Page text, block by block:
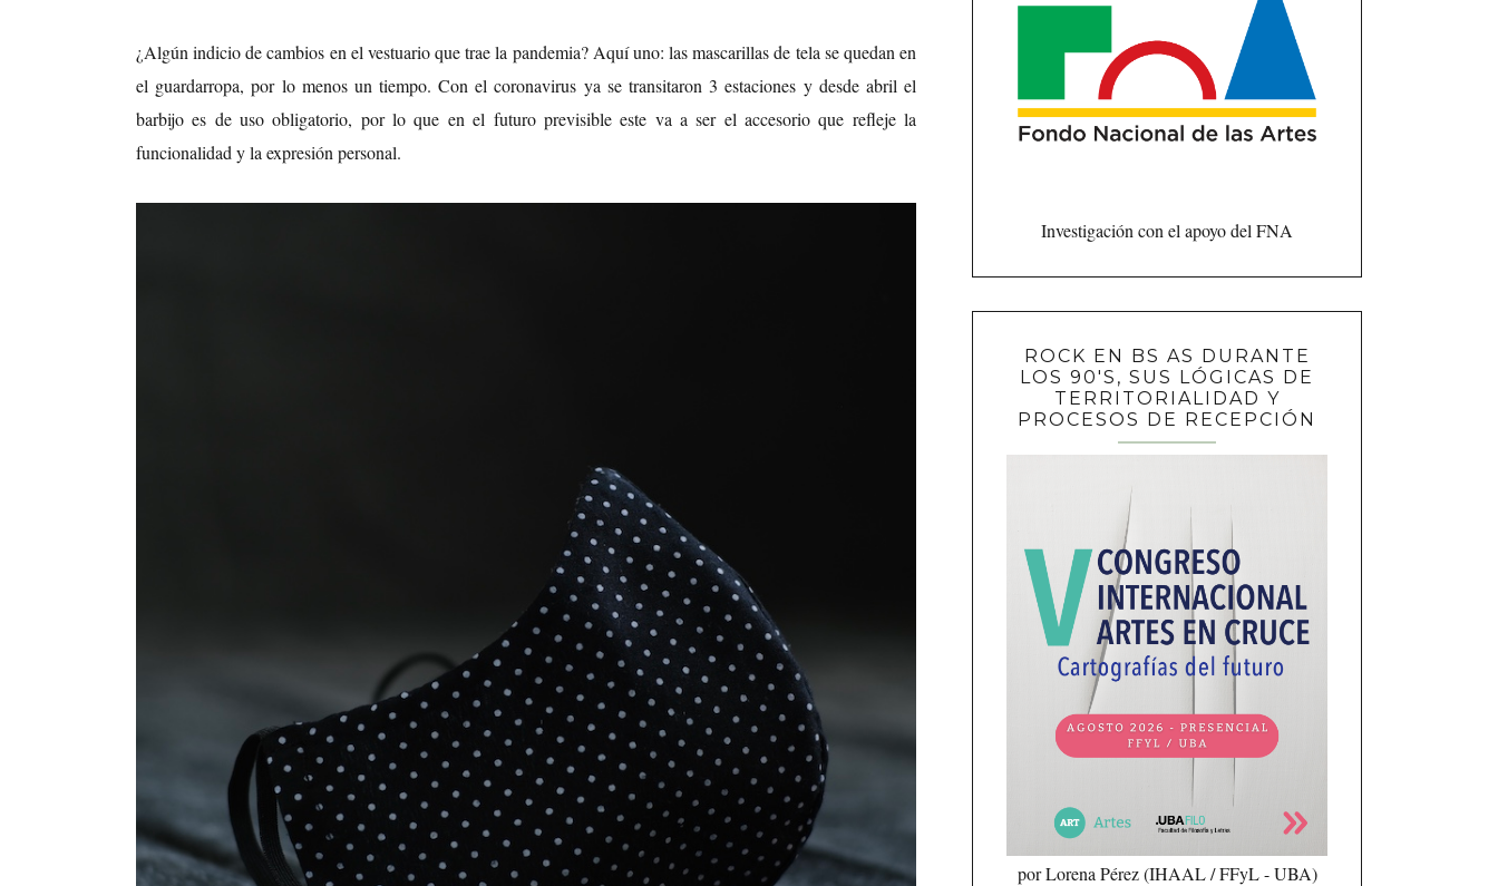
¿Algún indicio de cambios en el vestuario que trae la pandemia? Aquí uno: las mascarillas de tela se quedan en
el guardarropa, por lo menos un tiempo. Con el coronavirus ya se transitaron 3 estaciones y desde abril el
barbijo es de uso obligatorio, por lo que en el futuro previsible este va a ser el accesorio que refleje la
funcionalidad y la expresión personal.
Investigación con el apoyo del FNA
ROCK EN BS AS DURANTE
LOS 90'S, SUS LÓGICAS DE
TERRITORIALIDAD Y
PROCESOS DE RECEPCIÓN
por Lorena Pérez (IHAAL / FFyL - UBA)